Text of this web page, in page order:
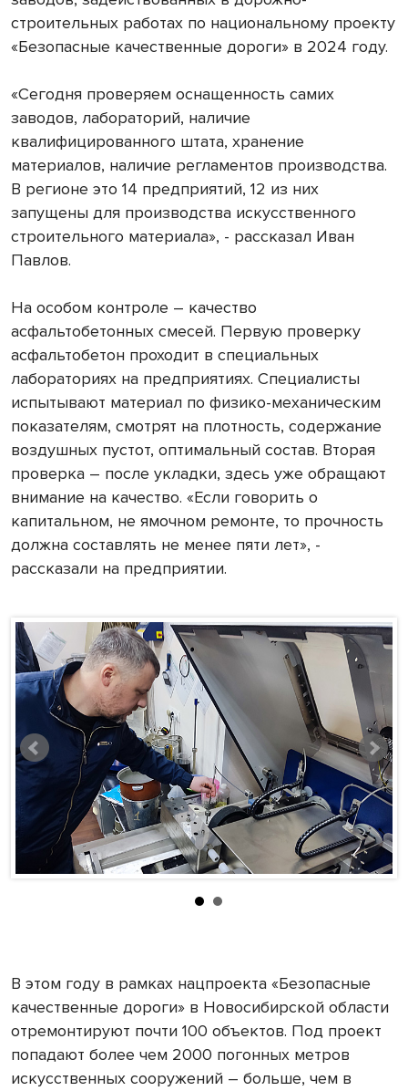
строительных работах по национальному проекту
«Безопасные качественные дороги» в 2024 году.
«Сегодня проверяем оснащенность самих
заводов, лабораторий, наличие
квалифицированного штата, хранение
материалов, наличие регламентов производства.
В регионе это 14 предприятий, 12 из них
запущены для производства искусственного
строительного материала», - рассказал Иван
Павлов.
На особом контроле – качество
асфальтобетонных смесей. Первую проверку
асфальтобетон проходит в специальных
лабораториях на предприятиях. Специалисты
испытывают материал по физико-механическим
показателям, смотрят на плотность, содержание
воздушных пустот, оптимальный состав. Вторая
проверка – после укладки, здесь уже обращают
внимание на качество. «Если говорить о
капитальном, не ямочном ремонте, то прочность
должна составлять не менее пяти лет», -
рассказали на предприятии.
В этом году в рамках нацпроекта «Безопасные
качественные дороги» в Новосибирской области
отремонтируют почти 100 объектов. Под проект
попадают более чем 2000 погонных метров
искусственных сооружений – больше, чем в